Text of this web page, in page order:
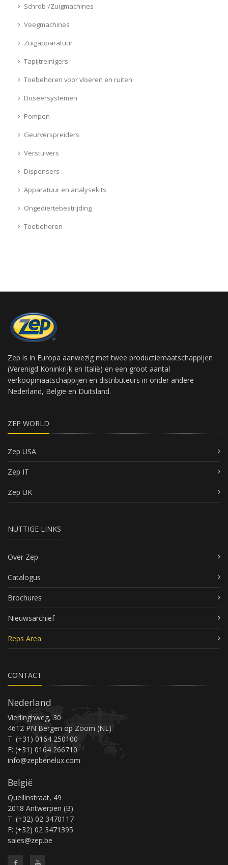
Schrob-/Zuigmachines
Veegmachines
Zuigapparatuur
Tapijtreinigers
Toebehoren voor vloeren en ruiten
Doseersystemen
Pompen
Geurverspreiders
Verstuivers
Dispensers
Apparatuur en analysekits
Ongediertebestrijding
Toebehoren
Zep is in Europa aanwezig met twee productiemaatschappijen
(Verenigd Koninkrijk en Italië) en een groot aantal
verkoopmaatschappijen en distributeurs in onder andere
Nederland, België en Duitsland.
ZEP WORLD
Zep USA
Zep IT
Zep UK
NUTTIGE LINKS
Over Zep
Catalogus
Brochures
Nieuwsarchief
Reps Area
CONTACT
Nederland
Vierlinghweg, 30
4612 PN Bergen op Zoom (NL)
T: (+31) 0164 250100
F: (+31) 0164 266710
info@zepbenelux.com
België
Quellinstraat, 49
2018 Antwerpen (B)
T: (+32) 02 3470117
F: (+32) 02 3471395
sales@zep.be